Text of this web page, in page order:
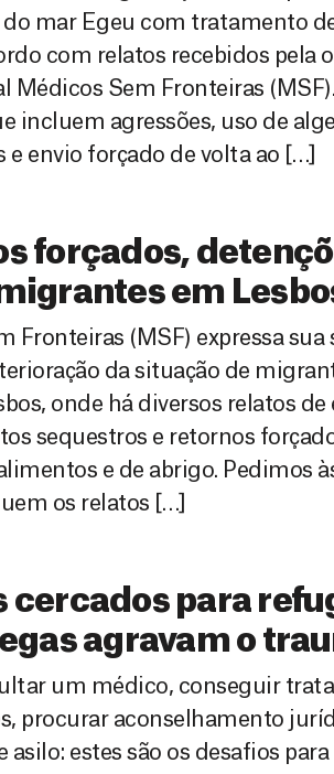
do mar Egeu com tratamento
com relatos recebidos pela
Médicos Sem Fronteiras
incluem agressões, uso de
e envio forçado de volta ao […]
forçados,
em
Fronteiras (MSF) expressa
da situação de
onde há diversos relatos de
sequestros e retornos
e de abrigo. Pedimos
os relatos […]
cercados para
agravam o
um médico, conseguir
procurar aconselhamento
asilo: estes são os desafios